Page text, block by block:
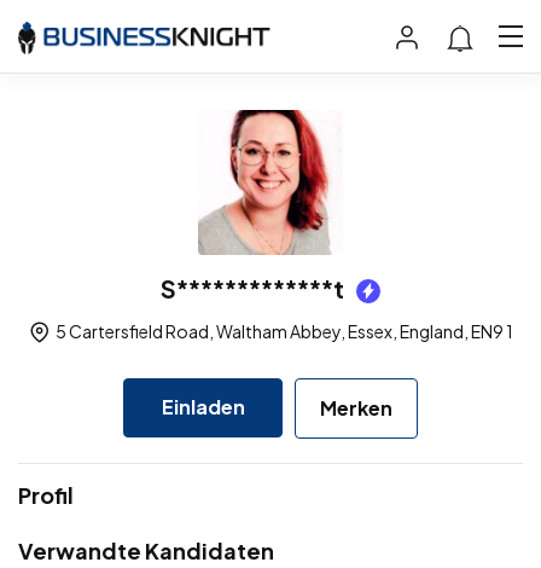
S*************t
5 Cartersfield Road, Waltham Abbey, Essex, England, EN9 1
Einladen Merken
Profil
Verwandte Kandidaten